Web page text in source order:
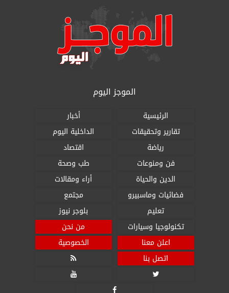
الموجز اليوم
الرئيسية
أخبار
تقارير وتحقيقات
الداخلية اليوم
رياضة
اقتصاد
فن ومنوعات
طب وصحة
الدين والحياة
أراء ومقالات
فضائيات وماسبيرو
مجتمع
تعليم
بلوجر نيوز
تكنولوجيا وسيارات
من نحن
اعلن معنا
الخصوصية
اتصل بنا



